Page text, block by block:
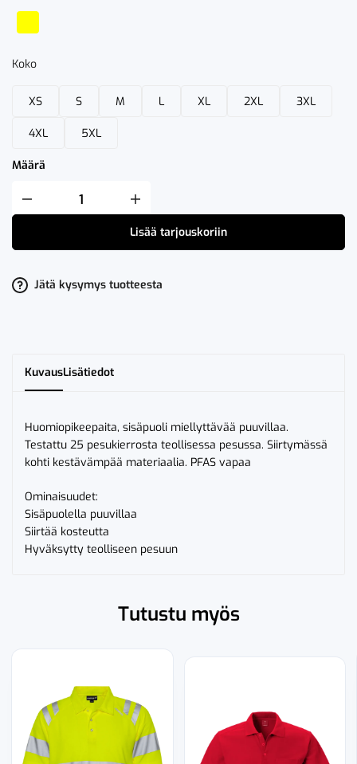
Koko
XS S M L XL 2XL 3XL
4XL 5XL
Määrä
Fristads
High
7025
PHV
määrä
Lisää tarjouskoriin
Jätä kysymys tuotteesta
KuvausLisätiedot
Huomiopikeepaita, sisäpuoli miellyttävää puuvillaa.
Testattu 25 pesukierrosta teollisessa pesussa. Siirtymässä
kohti kestävämpää materiaalia. PFAS vapaa
Ominaisuudet:
Sisäpuolella puuvillaa
Siirtää kosteutta
Hyväksytty teolliseen pesuun
Tutustu myös